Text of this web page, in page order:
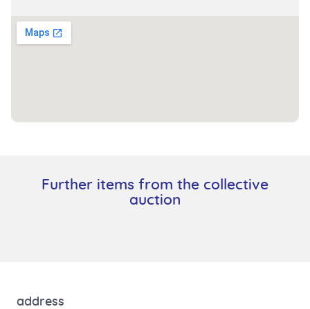
Further items from the collective
auction
address